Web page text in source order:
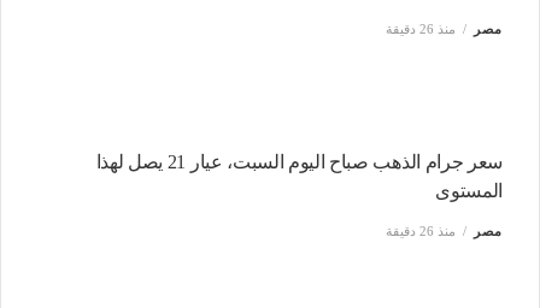
مصر منذ 26 دقيقة
سعر جرام الذهب صباح اليوم السبت، عيار 21 يصل لهذا
المستوى
مصر منذ 26 دقيقة